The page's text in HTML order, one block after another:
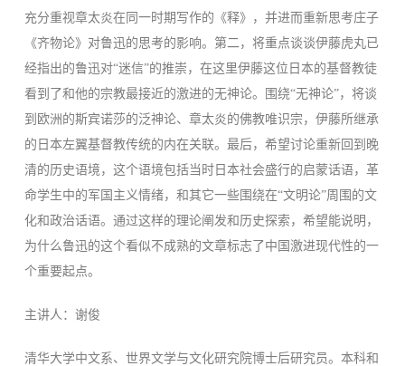
充分重视章太炎在同一时期写作的《释》，并进而重新思考庄子
《齐物论》对鲁迅的思考的影响。第二，将重点谈谈伊藤虎丸已
经指出的鲁迅对“迷信”的推崇，在这里伊藤这位日本的基督教徒
看到了和他的宗教最接近的激进的无神论。围绕“无神论”，将谈
到欧洲的斯宾诺莎的泛神论、章太炎的佛教唯识宗，伊藤所继承
的日本左翼基督教传统的内在关联。最后，希望讨论重新回到晚
清的历史语境，这个语境包括当时日本社会盛行的启蒙话语，革
命学生中的军国主义情绪，和其它一些围绕在“文明论”周围的文
化和政治话语。通过这样的理论阐发和历史探索，希望能说明，
为什么鲁迅的这个看似不成熟的文章标志了中国激进现代性的一
个重要起点。
主讲人：谢俊
清华大学中文系、世界文学与文化研究院博士后研究员。本科和